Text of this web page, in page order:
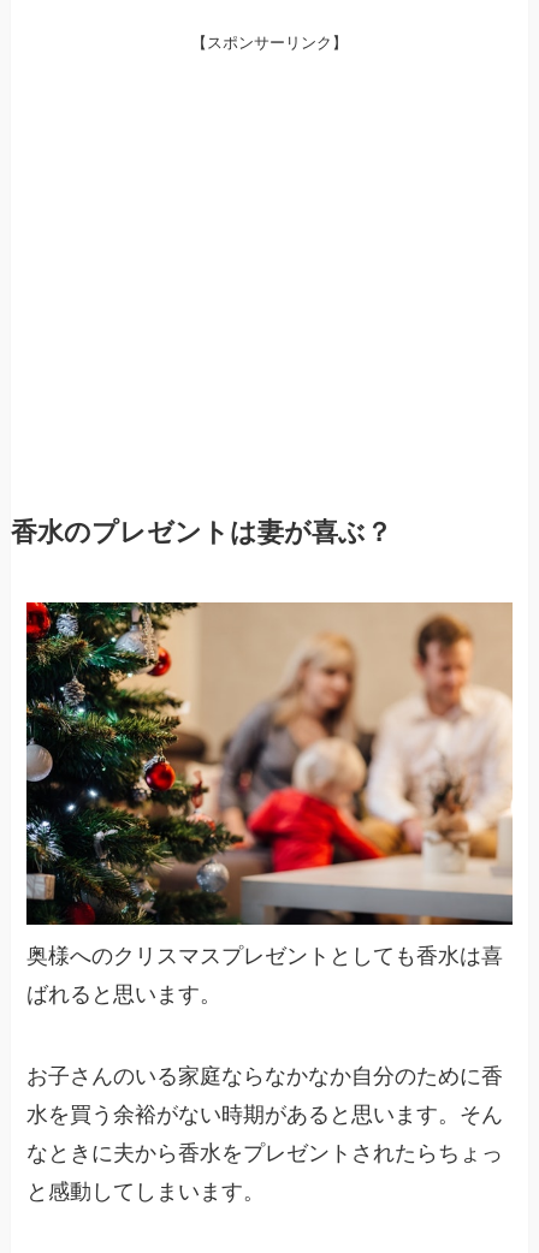
【スポンサーリンク】
香水のプレゼントは妻が喜ぶ？
奥様へのクリスマスプレゼントとしても香水は喜
ばれると思います。
お子さんのいる家庭ならなかなか自分のために香
水を買う余裕がない時期があると思います。そん
なときに夫から香水をプレゼントされたらちょっ
と感動してしまいます。